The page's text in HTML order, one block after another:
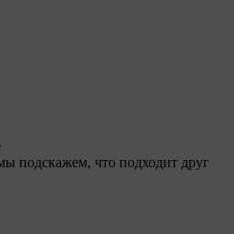
подскажем, что подходит друг